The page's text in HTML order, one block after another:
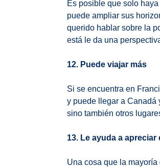
Es posible que solo
puede ampliar sus
querido hablar sobre la
está le da una
12. Puede viajar más
Si se encuentra en
y puede llegar a Canadá
sino también otros
13. Le ayuda a apreciar
Una cosa que la